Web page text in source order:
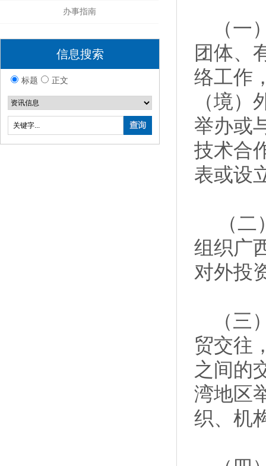
办事指南
信息搜索
标题 正文
（一
团体、
络工作
（境
举办或
技术合
表或设
（二
组织广
对外投
（三
贸交往
之间的
湾地区
织、机